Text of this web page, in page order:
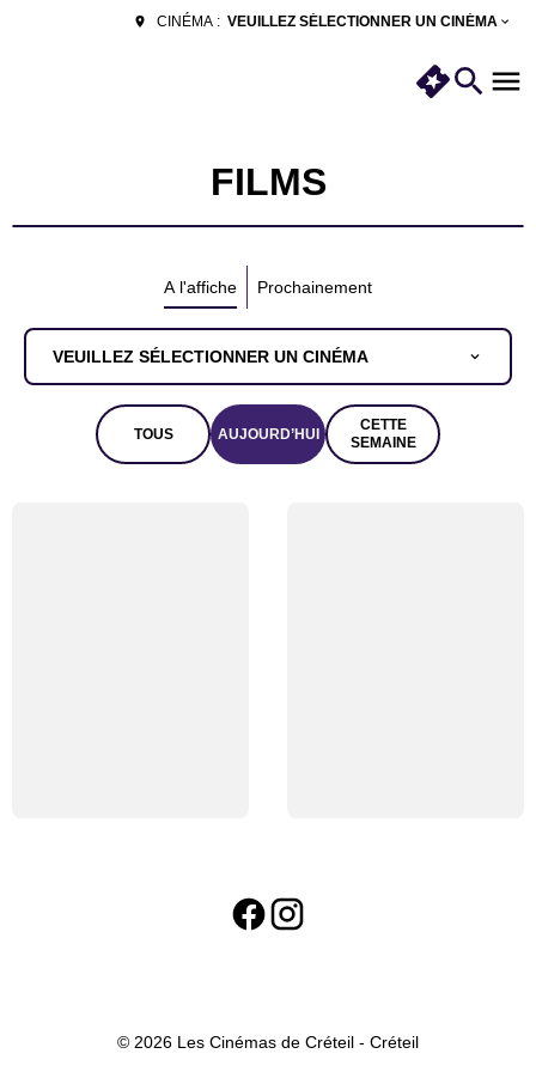
CINÉMA : VEUILLEZ SÉLECTIONNER UN CINÉMA
FILMS
A l'affiche Prochainement
VEUILLEZ SÉLECTIONNER UN CINÉMA
TOUS AUJOURD’HUI
CETTE
SEMAINE
© 2026 Les Cinémas de Créteil - Créteil